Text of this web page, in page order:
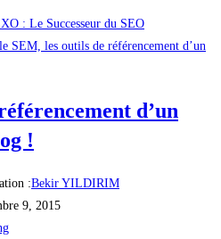
: Le Successeur du SEO
d’un
!
:Bekir YILDIRIM
9, 2015